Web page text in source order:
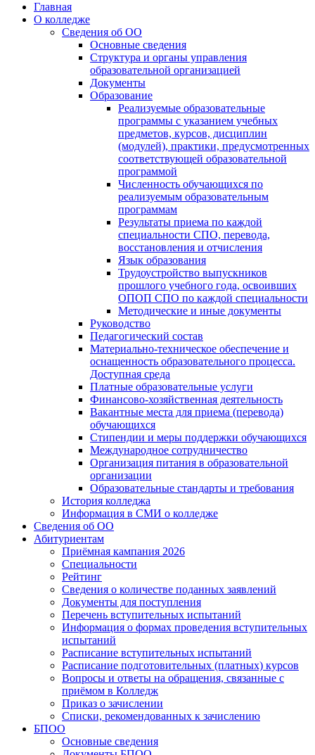
Главная
О колледже
Сведения об ОО
Основные сведения
Структура и органы управления
образовательной организацией
Документы
Образование
Реализуемые образовательные
программы с указанием учебных
предметов, курсов, дисциплин
(модулей), практики, предусмотренных
соответствующей образовательной
программой
Численность обучающихся по
реализуемым образовательным
программам
Результаты приема по каждой
специальности СПО, перевода,
восстановления и отчисления
Язык образования
Трудоустройство выпускников
прошлого учебного года, освоивших
ОПОП СПО по каждой специальности
Методические и иные документы
Руководство
Педагогический состав
Материально-техническое обеспечение и
оснащенность образовательного процесса.
Доступная среда
Платные образовательные услуги
Финансово-хозяйственная деятельность
Вакантные места для приема (перевода)
обучающихся
Стипендии и меры поддержки обучающихся
Международное сотрудничество
Организация питания в образовательной
организации
Образовательные стандарты и требования
История колледжа
Информация в СМИ о колледже
Сведения об ОО
Абитуриентам
Приёмная кампания 2026
Специальности
Рейтинг
Сведения о количестве поданных заявлений
Документы для поступления
Перечень вступительных испытаний
Информация о формах проведения вступительных
испытаний
Расписание вступительных испытаний
Расписание подготовительных (платных) курсов
Вопросы и ответы на обращения, связанные с
приёмом в Колледж
Приказ о зачислении
Списки, рекомендованных к зачислению
БПОО
Основные сведения